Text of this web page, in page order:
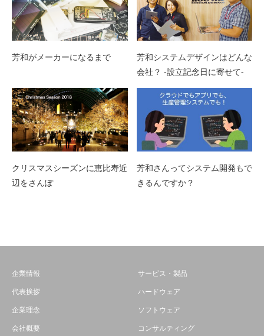
芳和がメーカーになるまで
芳和システムデザインはどんな
会社？ -設立記念日に寄せて-
クリスマスシーズンに恵比寿近
辺をさんぽ
芳和さんってシステム開発もで
きるんですか？
企業情報
代表挨拶
企業理念
会社概要
サービス・製品
ハードウェア
ソフトウェア
コンサルティング